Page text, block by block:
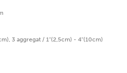
3 aggregat / 1"(2,5cm) - 4"(10cm)